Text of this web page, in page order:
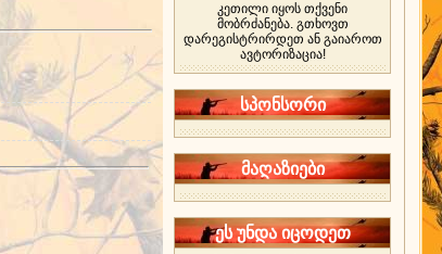
კეთილი იყოს თქვენი
მობრძანება. გთხოვთ
დარეგისტრირდეთ ან გაიაროთ
ავტორიზაცია!
სპონსორი
მაღაზიები
ეს უნდა იცოდეთ